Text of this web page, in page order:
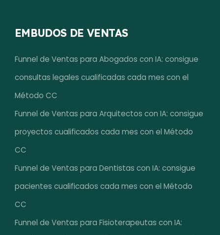
EMBUDOS DE VENTAS
Funnel de Ventas para Abogados con IA: consigue
consultas legales cualificadas cada mes con el
Método CC
Funnel de Ventas para Arquitectos con IA: consigue
proyectos cualificados cada mes con el Método
CC
Funnel de Ventas para Dentistas con IA: consigue
pacientes cualificados cada mes con el Método
CC
Funnel de Ventas para Fisioterapeutas con IA: